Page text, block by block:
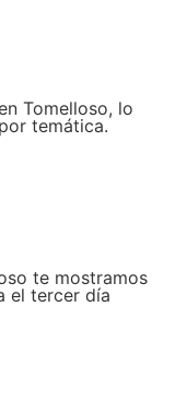
Tomelloso, lo
temática.
te mostramos
el tercer día